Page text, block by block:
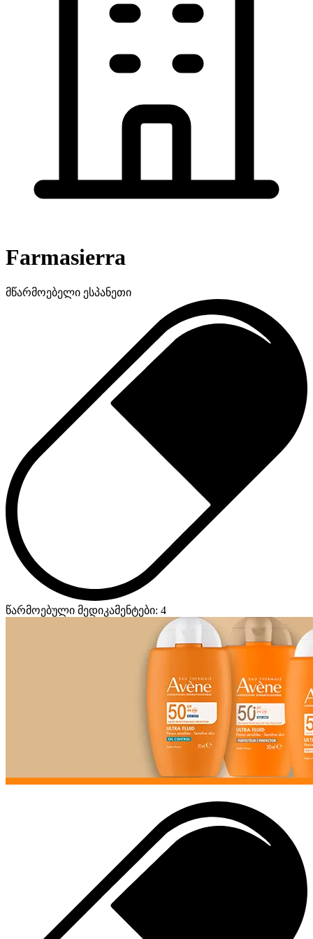
Farmasierra
მწარმოებელი ესპანეთი
წარმოებული მედიკამენტები: 4